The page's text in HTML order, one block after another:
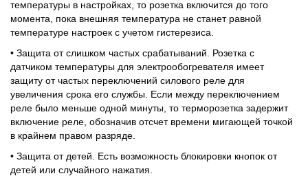
температуры в настройках, то розетка включится до того
момента, пока внешняя температура не станет равной
температуре настроек с учетом гистерезиса.
• Защита от слишком частых срабатываний. Розетка с
датчиком температуры для электрообогревателя имеет
защиту от частых переключений силового реле для
увеличения срока его службы. Если между переключением
реле было меньше одной минуты, то терморозетка задержит
включение реле, обозначив отсчет времени мигающей точкой
в крайнем правом разряде.
• Защита от детей. Есть возможность блокировки кнопок от
детей или случайного нажатия.